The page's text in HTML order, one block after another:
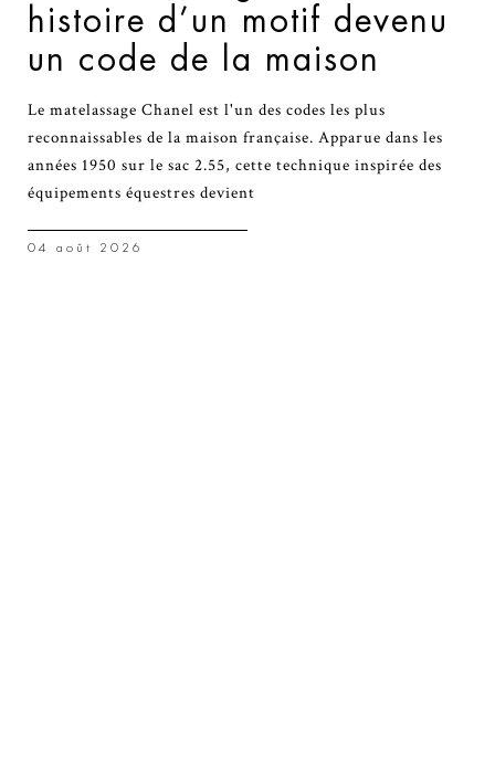
histoire d’un motif devenu
un code de la maison
Le matelassage Chanel est l'un des codes les plus
reconnaissables de la maison française. Apparue dans les
années 1950 sur le sac 2.55, cette technique inspirée des
équipements équestres devient
04 août 2026